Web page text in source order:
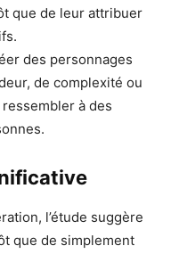
que de leur attribuer
des personnages
de complexité ou
à des
l’étude suggère
que de simplement